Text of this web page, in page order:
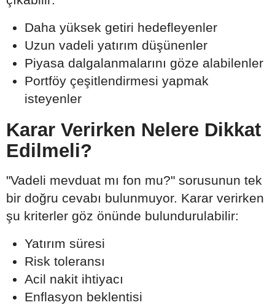
Daha yüksek getiri hedefleyenler
Uzun vadeli yatırım düşünenler
Piyasa dalgalanmalarını göze alabilenler
Portföy çeşitlendirmesi yapmak
isteyenler
Karar Verirken Nelere Dikkat
Edilmeli?
"Vadeli mevduat mı fon mu?" sorusunun tek
bir doğru cevabı bulunmuyor. Karar verirken
şu kriterler göz önünde bulundurulabilir:
Yatırım süresi
Risk toleransı
Acil nakit ihtiyacı
Enflasyon beklentisi